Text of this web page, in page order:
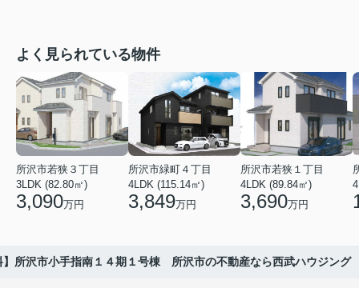
よく見られている物件
所沢市若狭３丁目
3LDK (82.80㎡)
3,090万円
所沢市緑町４丁目
4LDK (115.14㎡)
3,849万円
所沢市若狭１丁目
4LDK (89.84㎡)
3,690万円
】所沢市小手指南１４期１号棟 所沢市の不動産なら西武ハウジング